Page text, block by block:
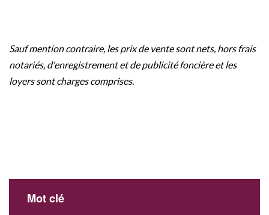
Sauf mention contraire, les prix de vente sont nets, hors frais
notariés, d'enregistrement et de publicité foncière et les
loyers sont charges comprises.
Mot clé